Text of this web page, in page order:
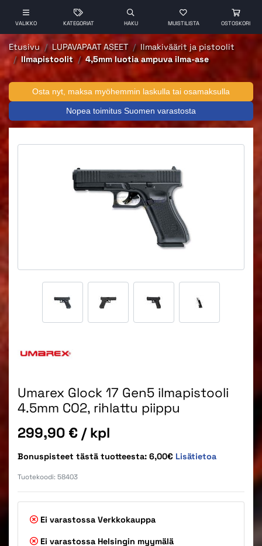
VALIKKO KATEGORIAT HAKU MUISTILISTA OSTOSKORI
Etusivu LUPAVAPAAT ASEET
Ilmakiväärit ja pistoolit
Ilmapistoolit
4,5mm luotia ampuva ilma-ase
Osta nyt, maksa myöhemmin laskulla tai osamaksulla
Nopea toimitus Suomen varastosta
Umarex Glock 17 Gen5 ilmapistooli
4.5mm CO2, rihlattu piippu
Hinta
299,90 € / kpl
Bonuspisteet tästä tuotteesta: 6,00€ Lisätietoa
Tuotekoodi: 58403
Ei varastossa Verkkokauppa
Ei varastossa Helsingin myymälä